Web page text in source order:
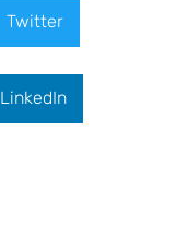
Twitter
LinkedIn